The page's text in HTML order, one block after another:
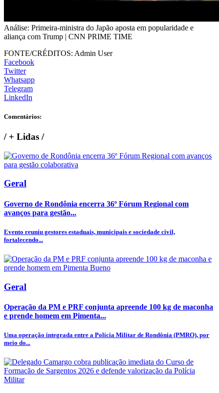
Análise: Primeira-ministra do Japão aposta em popularidade e
aliança com Trump | CNN PRIME TIME
FONTE/CRÉDITOS: Admin User
Facebook
Twitter
Whatsapp
Telegram
LinkedIn
Comentários:
/+ Lidas /
Geral
Governo de Rondônia encerra 36º Fórum Regional com
avanços para gestão...
Evento reuniu gestores estaduais, municipais e sociedade civil,
fortalecendo...
Geral
Operação da PM e PRF conjunta apreende 100 kg de maconha
e prende homem em Pimenta...
Uma operação integrada entre a Polícia Militar de Rondônia (PMRO), por
meio do...